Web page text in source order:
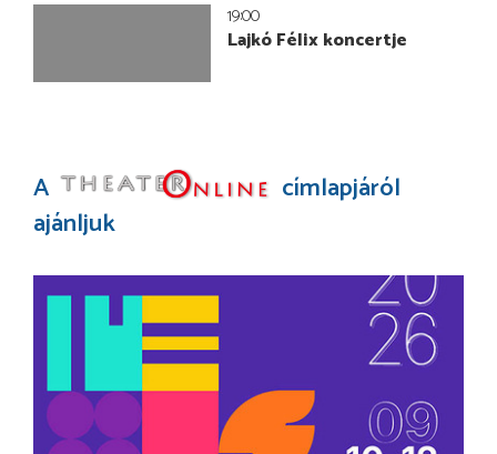
19:00
Lajkó Félix koncertje
A
címlapjáról
ajánljuk